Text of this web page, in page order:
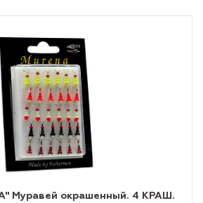
Муравей окрашенный. 4 КРАШ.